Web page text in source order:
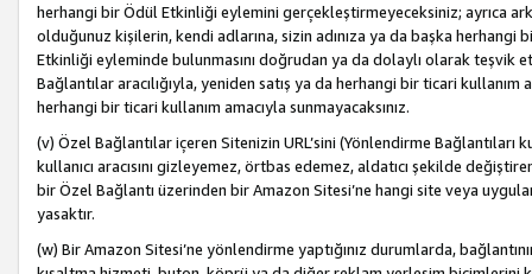
herhangi bir Ödül Etkinliği eylemini gerçekleştirmeyeceksiniz; ayrıca
olduğunuz kişilerin, kendi adlarına, sizin adınıza ya da başka herhangi
Etkinliği eyleminde bulunmasını doğrudan ya da dolaylı olarak teşvik
Bağlantılar aracılığıyla, yeniden satış ya da herhangi bir ticari
herhangi bir ticari kullanım amacıyla sunmayacaksınız.
(v) Özel Bağlantılar içeren Sitenizin URL’sini (Yönlendirme Bağlantıları
kullanıcı aracısını gizleyemez, örtbas edemez, aldatıcı şekilde
bir Özel Bağlantı üzerinden bir Amazon Sitesi’ne hangi site veya
yasaktır.
(w) Bir Amazon Sitesi’ne yönlendirme yaptığınız durumlarda,